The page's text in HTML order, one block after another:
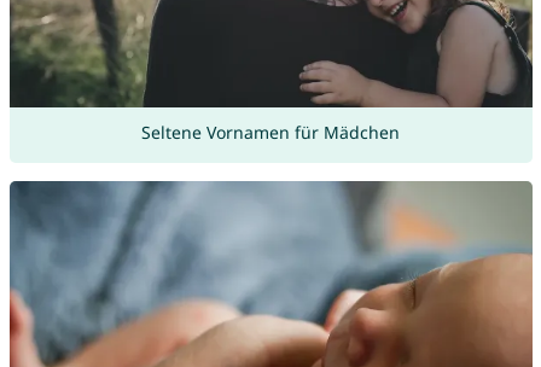
Seltene Vornamen für Mädchen